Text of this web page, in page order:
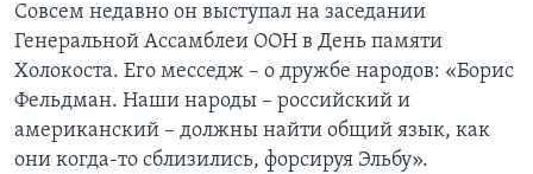
Совсем недавно он выступал на заседании
Генеральной Ассамблеи ООН в День памяти
Холокоста. Его месседж – о дружбе народов: «Борис
Фельдман. Наши народы – российский и
американский – должны найти общий язык, как
они когда-то сблизились, форсируя Эльбу».